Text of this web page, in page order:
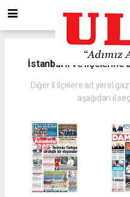
İstanbulil ve ilçelerine
Diğer il ilçelere ait yerel
aşağıdan il